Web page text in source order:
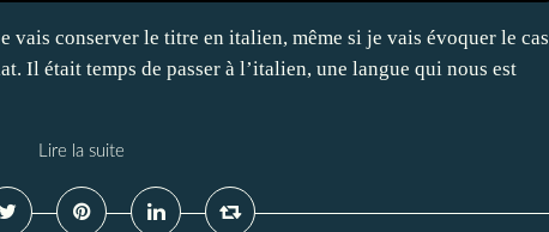
vais conserver le titre en italien, même si je vais évoquer le cas
Il était temps de passer à l’italien, une langue qui nous est
Lire la suite